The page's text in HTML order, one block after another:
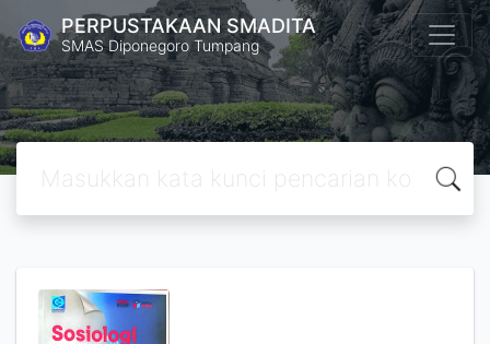
PERPUSTAKAAN SMADITA
SMAS Diponegoro Tumpang